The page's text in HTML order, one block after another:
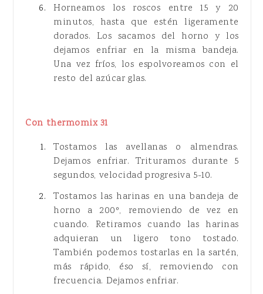
Horneamos los roscos entre 15 y 20
minutos, hasta que estén ligeramente
dorados. Los sacamos del horno y los
dejamos enfriar en la misma bandeja.
Una vez fríos, los espolvoreamos con el
resto del azúcar glas.
Con thermomix 31
Tostamos las avellanas o almendras.
Dejamos enfriar. Trituramos durante 5
segundos, velocidad progresiva 5-10.
Tostamos las harinas en una bandeja de
horno a 200º, removiendo de vez en
cuando. Retiramos cuando las harinas
adquieran un ligero tono tostado.
También podemos tostarlas en la sartén,
más rápido, éso sí, removiendo con
frecuencia. Dejamos enfriar.